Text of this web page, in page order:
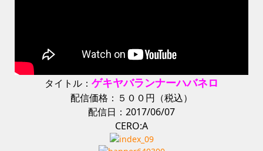
タイトル： ゲキヤバランナーハバネロ
配信価格：５００円（税込）
配信日：2017/06/07
CERO:A